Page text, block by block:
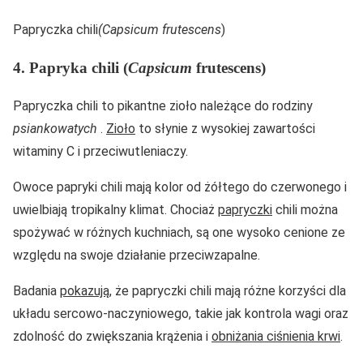
Papryczka chili(Capsicum frutescens)
4. Papryka chili (Capsicum frutescens)
Papryczka chili to pikantne zioło należące do rodziny
psiankowatych . Zioło to słynie z wysokiej zawartości
witaminy C i przeciwutleniaczy.
Owoce papryki chili mają kolor od żółtego do czerwonego i
uwielbiają tropikalny klimat. Chociaż papryczki chili można
spożywać w różnych kuchniach, są one wysoko cenione ze
względu na swoje działanie przeciwzapalne.
Badania pokazują, że papryczki chili mają różne korzyści dla
układu sercowo-naczyniowego, takie jak kontrola wagi oraz
zdolność do zwiększania krążenia i obniżania ciśnienia krwi.